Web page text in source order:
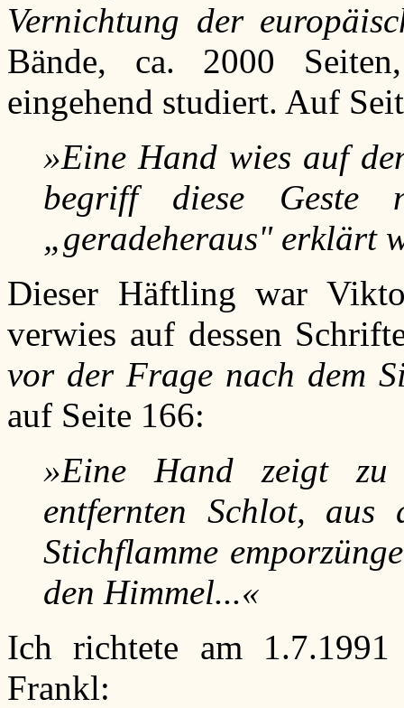
Vernichtung der
Bände, ca. 2000
eingehend studiert. Auf
»Eine Hand wies auf
begriff diese Geste
„geradeheraus" erklärt
Dieser Häftling war
verwies auf dessen
vor der Frage nach dem
auf Seite 166:
»Eine Hand zeigt zu
entfernten Schlot,
Stichflamme
den Himmel...«
Ich richtete am
Frankl: